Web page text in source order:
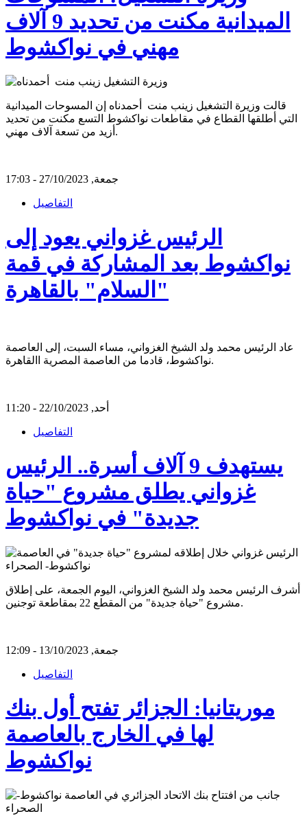
الميدانية مكنت من تحديد 9 آلاف
مهني في نواكشوط
قالت وزيرة التشغيل زينب منت أحمدناه إن المسوحات الميدانية
التي أطلقها القطاع في مقاطعات نواكشوط التسع مكنت من تحديد
أزيد من تسعة آلاف مهني.
جمعة, 27/10/2023 - 17:03
التفاصيل
الرئيس غزواني يعود إلى
نواكشوط بعد المشاركة في قمة
"السلام" بالقاهرة
عاد الرئيس محمد ولد الشيخ الغزواني، مساء السبت، إلى العاصمة
نواكشوط، قادما من العاصمة المصرية االقاهرة.
أحد, 22/10/2023 - 11:20
التفاصيل
يستهدف 9 آلاف أسرة.. الرئيس
غزواني يطلق مشروع "حياة
جديدة" في نواكشوط
أشرف الرئيس محمد ولد الشيخ الغزواني، اليوم الجمعة، على إطلاق
مشروع "حياة جديدة" من المقطع 22 بمقاطعة توجنين.
جمعة, 13/10/2023 - 12:09
التفاصيل
موريتانيا: الجزائر تفتح أول بنك
لها في الخارج بالعاصمة
نواكشوط